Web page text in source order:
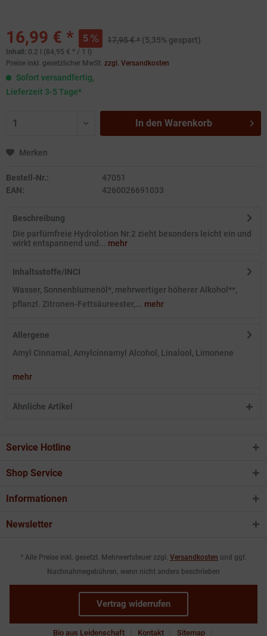
16,99 € * 5 17,95 € * (5,35% gespart)
Inhalt: 0.2 l (84,95 € * / 1 l)
Preise inkl. gesetzlicher MwSt. zzgl. Versandkosten
Sofort versandfertig,
Lieferzeit 3-5 Tage*
In den Warenkorb
Merken
Bestell-Nr.:
47051
EAN:
4260026691033
Beschreibung
Die parfümfreie Hydrolotion Nr.2 zieht besonders leicht ein und
wirkt entspannend und... mehr
Inhaltsstoffe/INCI
Wasser, Sonnenblumenöl*, mehrwertiger höherer Alkohol**,
pflanzl. Zitronen-Fettsäureester,... mehr
Allergene
Amyl Cinnamal, Amylcinnamyl Alcohol, Linalool, Limonene
mehr
Ähnliche Artikel
Service Hotline
Shop Service
Informationen
Newsletter
* Alle Preise inkl. gesetzl. Mehrwertsteuer zzgl. Versandkosten und ggf.
Nachnahmegebühren, wenn nicht anders beschrieben
Vertrag widerrufen
Bio aus Leidenschaft Kontakt Sitemap